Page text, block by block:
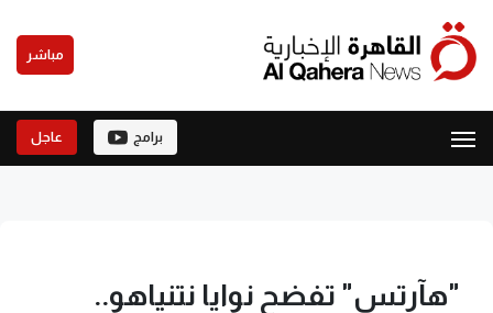
مباشر
برامج عاجل
"هآرتس" تفضح نوايا نتنياهو..